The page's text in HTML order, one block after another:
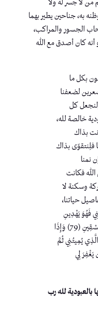
من لا جسر له ولا
به، جناحين يطير بهما
الجسور والمراكب،
كان أصدق مع الله
بكل ما
لضعفنا
كل
خالصة لله،
بذاك
فلِنتقوّى بذاك
نمنا
فكانت
وسكنة لا
حياتنا،
فَهُوَ يَهْدِينِ
(78) وَالَّذِي هُوَ يُطْعِمُنِي وَيَسْقِينِ (79) وَإِذَا
يَشْفِينِ (80) وَالَّذِي يُمِيتُنِي ثُمَّ
يَغْفِرَ لِي
لله رب